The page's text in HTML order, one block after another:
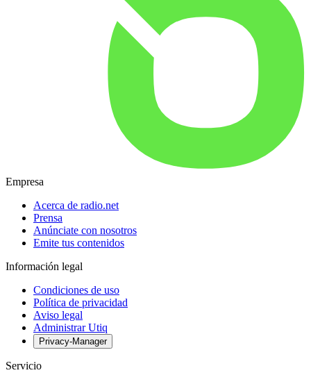
Empresa
Acerca de radio.net
Prensa
Anúnciate con nosotros
Emite tus contenidos
Información legal
Condiciones de uso
Política de privacidad
Aviso legal
Administrar Utiq
Privacy-Manager
Servicio